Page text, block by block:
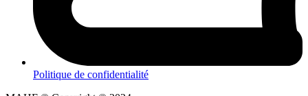
Politique de confidentialité